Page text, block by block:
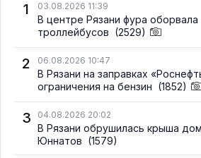
1
03.08.2026 11:39
В центре Рязани фура оборвала
троллейбусов (2529)
2 06.08.2026 10:47
В Рязани на заправках
ограничения на бензин (1852)
3 04.08.2026 20:02
В Рязани обрушилась крыша
Юннатов (1579)